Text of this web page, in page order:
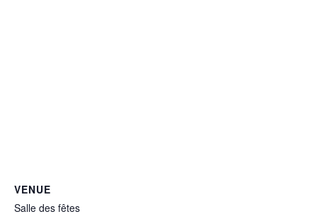
VENUE
Salle des fêtes